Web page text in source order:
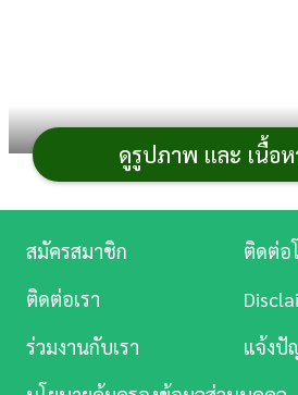
เมื่อผู้ชายก้าวเข้าสู่วัย 40 ปี ร่าง
เปลี่ยนแปลงที่สำคัญ ทั้งจากกระบวน
ธรรมชาติและจากการสะสมของพฤ
ซึ่งการละเลยสัญญาณเตือนเหล่านี้อ
ในวันนี้เราจะพาคุณไปสำรวจ
ปัญหา
ผู้ชายวัย 40+ควรให้ความสำคัญ แล
ดูรูปภาพ และ เนื้อ
บันเทิง
ดู
Music
สมัครสมาชิก
ติดต่อ
ติดต่อเรา
ร่วมงานกับเรา
แจ้งปั